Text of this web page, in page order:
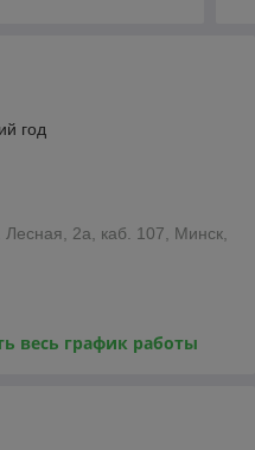
год
2а, каб. 107, Минск,
весь график работы